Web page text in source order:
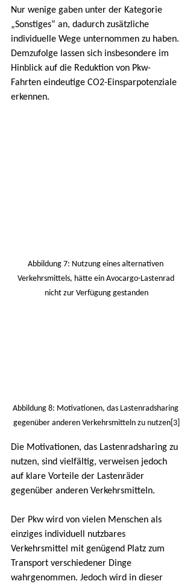
Nur wenige gaben unter der Kategorie
„Sonstiges“ an, dadurch zusätzliche
individuelle Wege unternommen zu haben.
Demzufolge lassen sich insbesondere im
Hinblick auf die Reduktion von Pkw-
Fahrten eindeutige CO2-Einsparpotenziale
erkennen.
Abbildung 7: Nutzung eines alternativen
Verkehrsmittels, hätte ein Avocargo-Lastenrad
nicht zur Verfügung gestanden
Abbildung 8: Motivationen, das Lastenradsharing
gegenüber anderen Verkehrsmitteln zu nutzen[3]
Die Motivationen, das Lastenradsharing zu
nutzen, sind vielfältig, verweisen jedoch
auf klare Vorteile der Lastenräder
gegenüber anderen Verkehrsmitteln.
Der Pkw wird von vielen Menschen als
einziges individuell nutzbares
Verkehrsmittel mit genügend Platz zum
Transport verschiedener Dinge
wahrgenommen. Jedoch wird in dieser